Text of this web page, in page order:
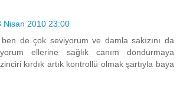
Nisan 2010 23:00
ben de çok seviyorum ve damla sakızını da
ellerine sağlık canım dondurmaya
kırdık artık kontrollü olmak şartıyla baya